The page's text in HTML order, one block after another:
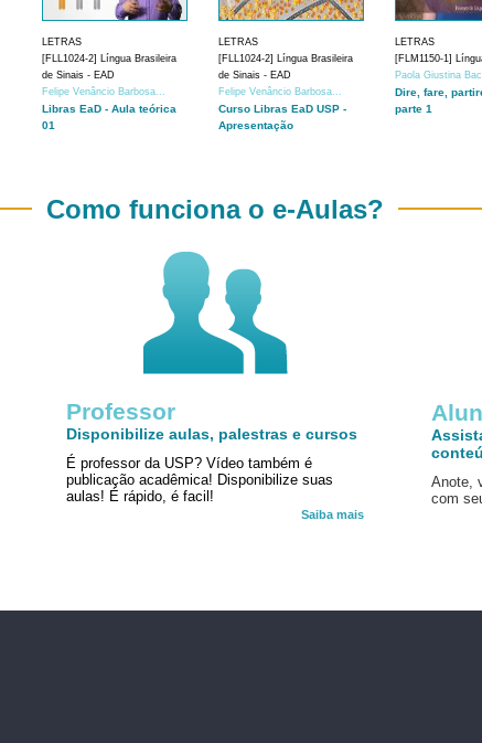
LETRAS
[FLL1024-2] Língua Brasileira
de Sinais - EAD
Felipe Venâncio Barbosa...
Libras EaD - Aula teórica
01
LETRAS
[FLL1024-2] Língua Brasileira
de Sinais - EAD
Felipe Venâncio Barbosa...
Curso Libras EaD USP -
Apresentação
LETRAS
[FLM1150-1]
Paola Giustina
Dire, fare,
parte 1
Anote,
com
Como funciona o e-Aulas?
Professor
Disponibilize aulas, palestras e cursos
É professor da USP? Vídeo também é
publicação acadêmica! Disponibilize suas
aulas! É rápido, é facil!
Saiba mais